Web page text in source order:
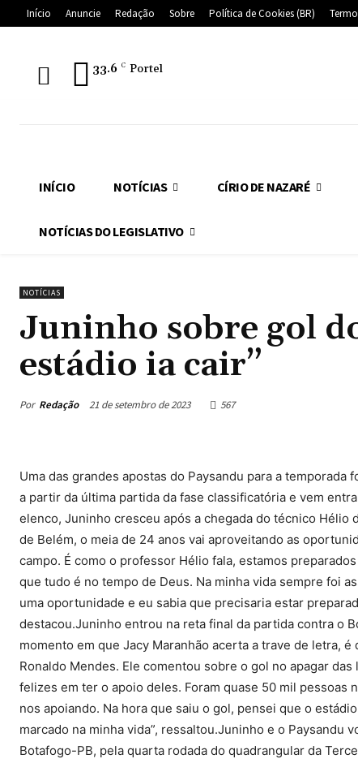
Início Anuncie Redação Sobre Política de Cookies (BR)
33.6 C Portel
INÍCIO NOTÍCIAS CÍRIO DE NAZARÉ
NOTÍCIAS DO LEGISLATIVO
NOTÍCIAS
Juninho sobre gol
estádio ia cair”
Por Redação 21 de setembro de 2023 567
Uma das grandes apostas do Paysandu para a
a partir da última partida da fase classificatória e vem
elenco, Juninho cresceu após a chegada do técnico
de Belém, o meia de 24 anos vai aproveitando as
campo. É como o professor Hélio fala, estamos
que tudo é no tempo de Deus. Na minha vida sempre foi
uma oportunidade e eu sabia que precisaria estar
destacou.Juninho entrou na reta final da partida contra o
momento em que Jacy Maranhão acerta a trave de letra,
Ronaldo Mendes. Ele comentou sobre o gol no apagar
felizes em ter o apoio deles. Foram quase 50 mil
nos apoiando. Na hora que saiu o gol, pensei que o
marcado na minha vida”, ressaltou.Juninho e o Paysandu
Botafogo-PB, pela quarta rodada do quadrangular da